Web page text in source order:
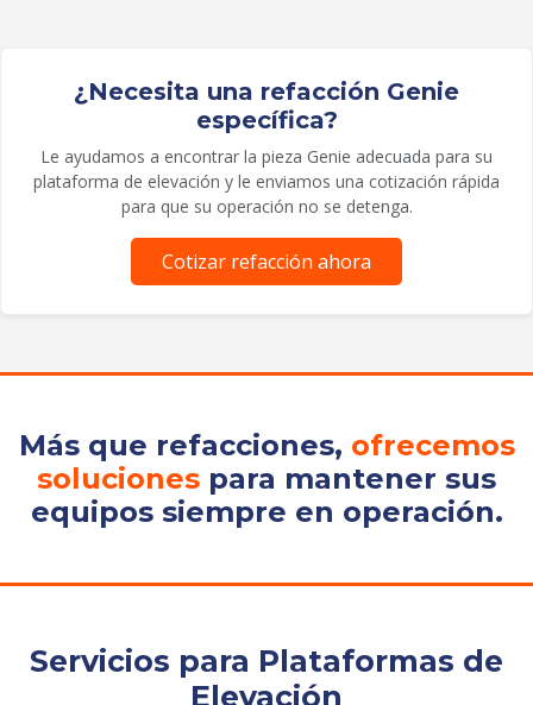
¿Necesita una refacción Genie
específica?
Le ayudamos a encontrar la pieza Genie adecuada para su
plataforma de elevación y le enviamos una cotización rápida
para que su operación no se detenga.
Cotizar refacción ahora
Más que refacciones, ofrecemos
soluciones para mantener sus
equipos siempre en operación.
Servicios para Plataformas de
Elevación